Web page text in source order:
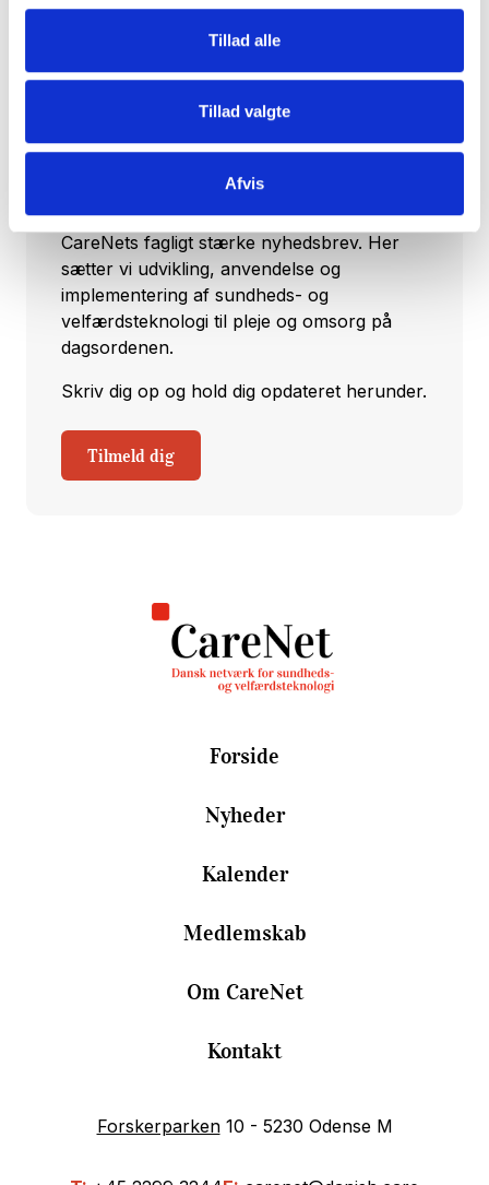
Tillad alle
Tillad valgte
Afvis
Hos CareNet leverer vi hellere end gerne
overblik over nye og spændende
arrangementer direkte i din og dine
kollegaers indbakke.
Hver torsdag klokken 14:00 udkommer
CareNets fagligt stærke nyhedsbrev. Her
sætter vi udvikling, anvendelse og
implementering af sundheds- og
velfærdsteknologi til pleje og omsorg på
dagsordenen.
Skriv dig op og hold dig opdateret herunder.
Tilmeld dig
Forside
Nyheder
Kalender
Medlemskab
Om CareNet
Kontakt
Forskerparken10 - 5230 Odense M